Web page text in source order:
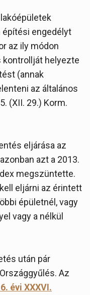
engedélyt
az ily módon
helyezte
(annak
az általános
(XII. 29.) Korm.
eljárása az
azt a 2013.
megszüntette.
eljárni az érintett
épületnél, vagy
vagy a nélkül
után pár
Az
évi XXXVI.